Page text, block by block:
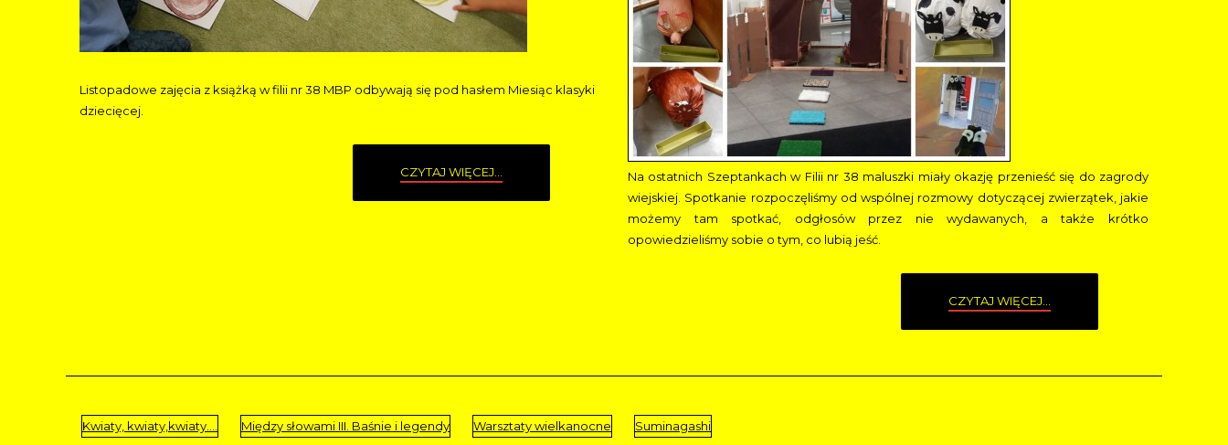
Listopadowe zajęcia z książką w filii nr 38 MBP odbywają się pod hasłem Miesiąc klasyki
dziecięcej.
CZYTAJ WIĘCEJ...
Na ostatnich Szeptankach w Filii nr 38 maluszki miały okazję przenieść się do zagrody
wiejskiej. Spotkanie rozpoczęliśmy od wspólnej rozmowy dotyczącej zwierzątek, jakie
możemy tam spotkać, odgłosów przez nie wydawanych, a także krótko
opowiedzieliśmy sobie o tym, co lubią jeść.
CZYTAJ WIĘCEJ...
Kwiaty, kwiaty,kwiaty.... Między słowami III. Baśnie i legendy Warsztaty wielkanocne Suminagashi